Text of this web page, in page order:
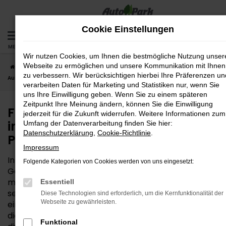
Zum
springen
MENÜ
Startseite Passau Ford
Ford Tageszulassung – intelligenter
Autokauf für Passau
Ford Tageszulassung –
intelligenter Autokauf für
Passau
In der Qualität ein Neuwagen, im Preis ein
Gebrauchter – das leistet eine Ford Tageszulassung,
mit der Sie besonders clever unterwegs sind. Wer bei
seiner Mobilität in Passau keinen Kompromiss
eingehen, aber trotzdem sparen möchte, trifft hier
die bestmögliche Wahl. Die AutoPark GmbH bietet
Cookie Einstellungen
Wir nutzen Cookies, um Ihnen die bestmögliche Nutzung
Webseite zu ermöglichen und unsere Kommunikation mit Ihnen
zu verbessern. Wir berücksichtigen hierbei Ihre Präferenzen
verarbeiten Daten für Marketing und Statistiken nur, wenn Sie
uns Ihre Einwilligung geben. Wenn Sie zu einem späteren
Zeitpunkt Ihre Meinung ändern, können Sie die Einwilligung
jederzeit für die Zukunft widerrufen. Weitere Informationen zum
Umfang der Datenverarbeitung finden Sie hier:
Datenschutzerklärung Cookie-Richtlinie
Impressum
Folgende Kategorien von Cookies werden von uns eingesetzt:
Essentiell
Diese Technologien sind erforderlich, um die Kernfunktionalität der
Webseite zu gewährleisten.
Funktional